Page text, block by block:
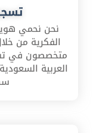
نحن نحمي
الفكرية من
متخصصون في
العربية